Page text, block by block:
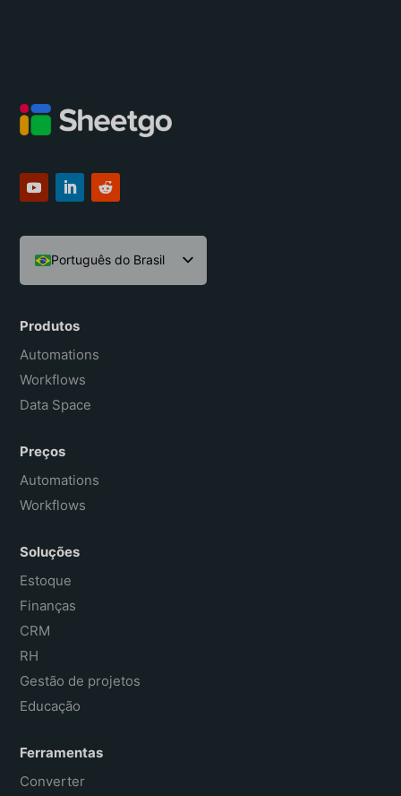
Português do Brasil
English
Español
Français
Produtos
Automations
Workflows
Data Space
Preços
Automations
Workflows
Soluções
Estoque
Finanças
CRM
RH
Gestão de projetos
Educação
Ferramentas
Converter